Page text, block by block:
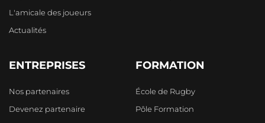
L'amicale des joueurs
Actualités
ENTREPRISES
Nos partenaires
Devenez partenaire
FORMATION
École de Rugby
Pôle Formation